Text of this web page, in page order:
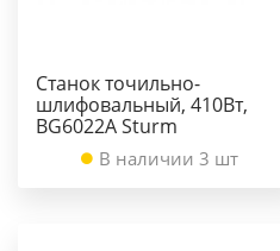
Станок точильно-
шлифовальный, 410Вт,
BG6022A Sturm
В наличии 3 шт